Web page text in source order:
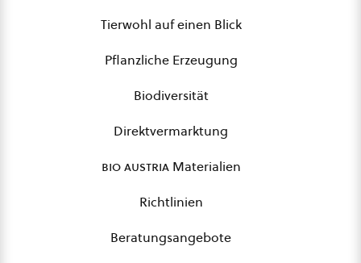
Tierwohl auf einen Blick
Pflanzliche Erzeugung
Biodiversität
Direktvermarktung
bio austriaMaterialien
Richtlinien
Beratungsangebote